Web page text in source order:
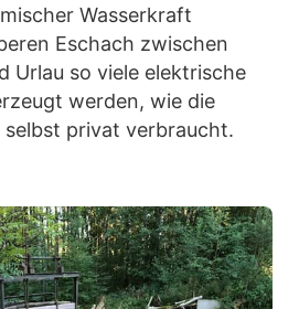
Wasserkraft
Eschach zwischen
Urlau so viele elektrische
werden, wie die
privat verbraucht.